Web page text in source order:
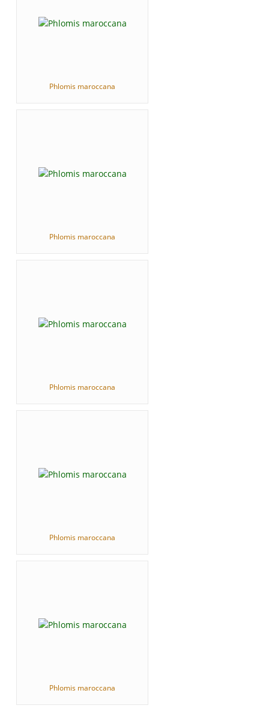
Phlomis maroccana
Phlomis maroccana
Phlomis maroccana
Phlomis maroccana
Phlomis maroccana